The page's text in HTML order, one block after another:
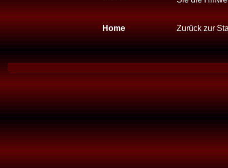
Home Zurück zur